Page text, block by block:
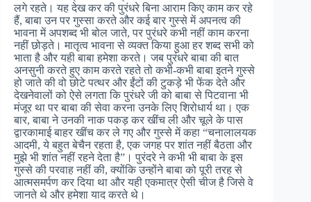
लगे रहते। यह देख कर की पुरंधरे बिना आराम किए काम कर रहे
हैं, बाबा उन पर गुस्सा करते और कई बार गुस्से में अपनत्व की
भावना में अपशब्द भी बोल जाते, पर पुरंधरे कभी नहीं काम करना
नहीं छोड़ते। मातृत्व भावना से व्यक्त किया हुआ हर शब्द सभी को
भाता है और यही बाबा हमेशा करते। जब पुरंधरे बाबा की बात
अनसुनी करते हुए काम करते रहते तो कभी-कभी बाबा इतने गुस्से
हो जाते की वो छोटे पत्थर और ईंटों की टुकड़े भी फेंक देते और
देखनेवालों को ऐसे लगता कि पुरंधरे जी को बाबा से पिटवाना भी
मंजूर था पर बाबा की सेवा करना उनके लिए शिरोधार्य था। एक
बार, बाबा ने उनकी नाक पकड़ कर खींच ली और चूले के पास
द्वारकामाई बाहर खींच कर ले गए और गुस्से में कहा “चनालालयक
आदमी, ये बहुत बेचैन रहता है, एक जगह पर शांत नहीं बैठता और
मुझे भी शांत नहीं रहने देता है”। पुरंदरे ने कभी भी बाबा के इस
गुस्से की परवाह नहीं की, क्योंकि उन्होंने बाबा को पूरी तरह से
आत्मसमर्पण कर दिया था और यही एकमात्र ऐसी चीज है जिसे वे
जानते थे और हमेशा याद करते थे।